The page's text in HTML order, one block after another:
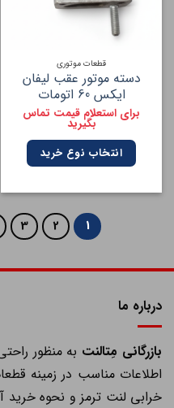
قطعات موتوری
دسته موتور عقب لیفان
ایکس 60 اتومات
برای استعلام قیمت تماس
بگیرید
انتخاب نوع خرید
1
2
3
4
درباره ما
بازرگانی مِتالنتبه منظور راحتی
اطلاعات مناسب در زمینه
خرابی لنت ترمز و نحوه خرید